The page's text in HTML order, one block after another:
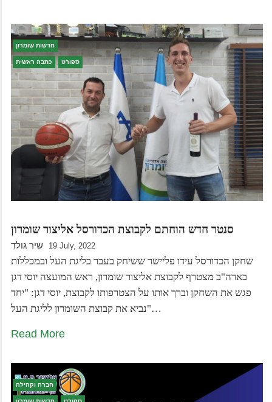
חדשות שומרון
כתבה ראשית ספורט
סנטר חדש הוחתם לקבוצת הכדורסל אליצור שומרון
שיר גולד 19 July, 2022
שחקן הכדורסל עידו פליישר ששיחק בעבר בליגת העל ובמכללות
בארה"ב מצטרף לקבוצת אליצור שומרון, ראש המועצה יוסי דגן
פגש את השחקן וברך אותו על הצטרפותו לקבוצת, יוסי דגן: "יחד
נביא את קבוצת השומרון לליגת העל"…
Read More
חברה וקהילה